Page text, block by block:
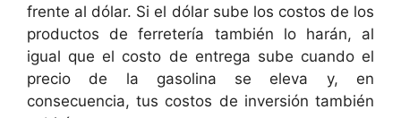
frente al dólar. Si el dólar sube los costos de los
productos de ferretería también lo harán, al
igual que el costo de entrega sube cuando el
precio de la gasolina se eleva y, en
consecuencia, tus costos de inversión también